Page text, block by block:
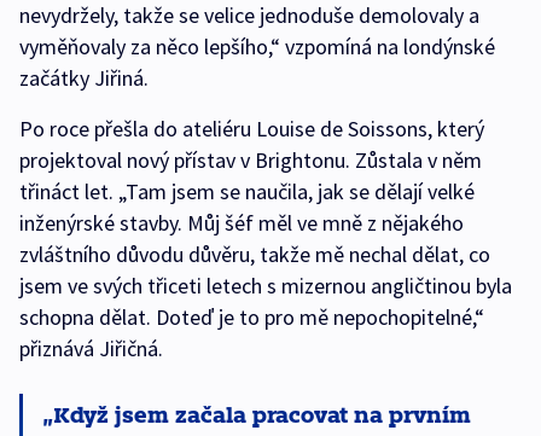
nevydržely, takže se velice jednoduše demolovaly a
vyměňovaly za něco lepšího,“ vzpomíná na londýnské
začátky Jiřiná.
Po roce přešla do ateliéru Louise de Soissons, který
projektoval nový přístav v Brightonu. Zůstala v něm
třináct let. „Tam jsem se naučila, jak se dělají velké
inženýrské stavby. Můj šéf měl ve mně z nějakého
zvláštního důvodu důvěru, takže mě nechal dělat, co
jsem ve svých třiceti letech s mizernou angličtinou byla
schopna dělat. Doteď je to pro mě nepochopitelné,“
přiznává Jiřičná.
Když jsem začala pracovat na prvním